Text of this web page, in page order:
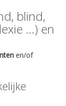
blind,
...) en
en/of